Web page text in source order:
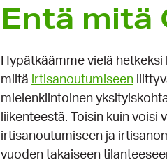
Entä mitä
Hypätkäämme vielä
miltä irtisanoutumiseen
mielenkiintoinen
liikenteestä. Toisin kuin
irtisanoutumiseen ja
vuoden takaiseen